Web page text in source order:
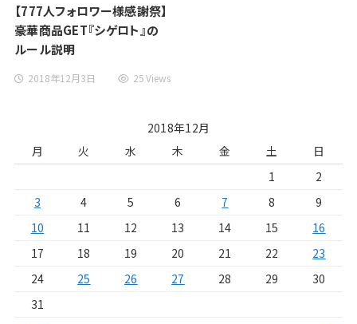
【777人フォロワー様感謝祭】
豪華商品GET『シゲロト』の
ルール説明
2018年12月3日 25 Views
2018年12月
月
火 水 木 金 土
日
1
2
3
4 5 6 7 8
9
10
11 12 13 14 15
16
17
18 19 20 21 22
23
24
25 26 27 28 29
30
31